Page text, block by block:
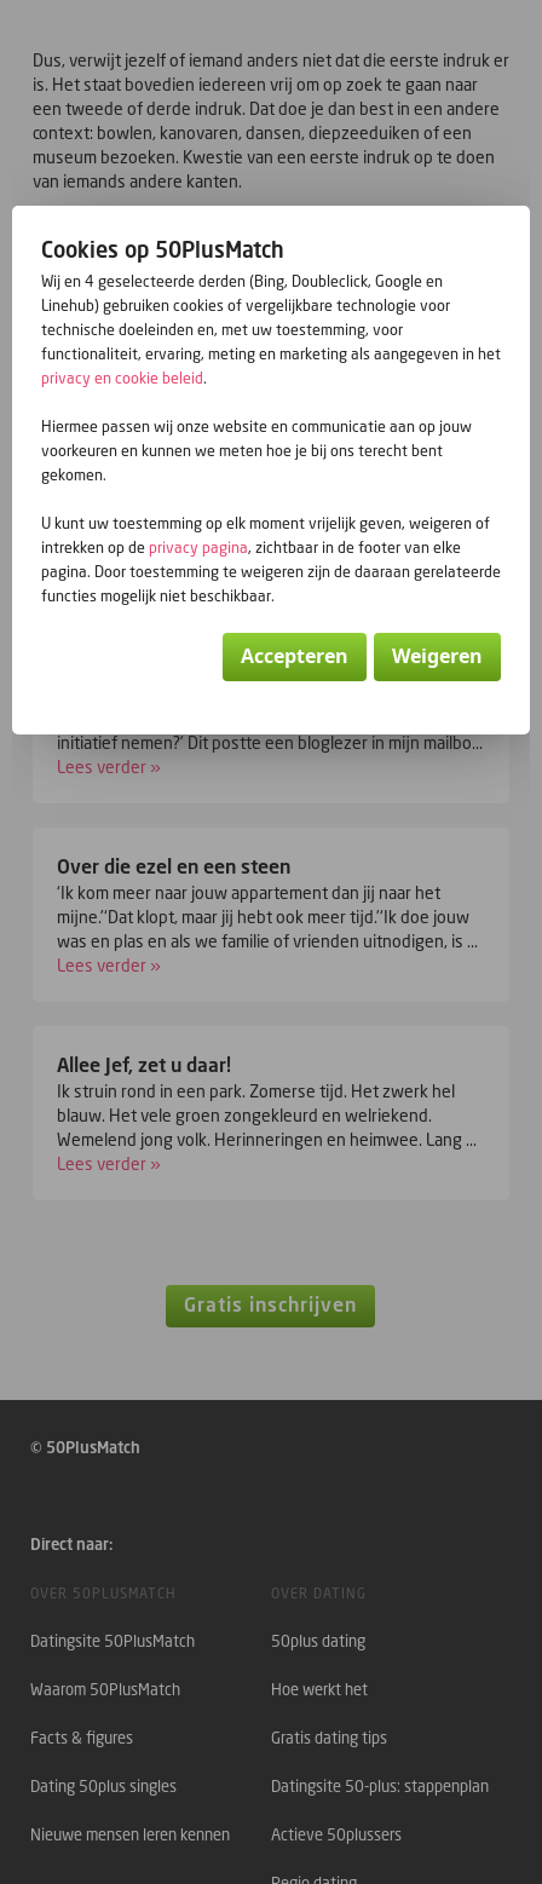
Dus, verwijt jezelf of iemand anders niet dat die eerste indruk er
is. Het staat bovedien iedereen vrij om op zoek te gaan naar
een tweede of derde indruk. Dat doe je dan best in een andere
context: bowlen, kanovaren, dansen, diepzeeduiken of een
museum bezoeken. Kwestie van een eerste indruk op te doen
van iemands andere kanten.
En om het af te leren: je krijgt nooit een tweede kans om een
eerste indruk te maken, maar forceer vooral jezelf niet. Stuur de
lijstjes met tips en tricks voor daters richting de vuilnisbak. Ooit
val je toch keihard door de mand en dat kan pijn doen. Blijf
jezelf, er zijn al anderen genoeg!
jijikwij
Vorige berichten
initiatief nemen?’ Dit postte een bloglezer in mijn mailbo...
Lees verder »
Over die ezel en een steen
‘Ik kom meer naar jouw appartement dan jij naar het
mijne.’‘Dat klopt, maar jij hebt ook meer tijd.’‘Ik doe jouw
was en plas en als we familie of vrienden uitnodigen, is ...
Lees verder »
Allee Jef, zet u daar!
Ik struin rond in een park. Zomerse tijd. Het zwerk hel
blauw. Het vele groen zongekleurd en welriekend.
Wemelend jong volk. Herinneringen en heimwee. Lang ...
Lees verder »
Gratis inschrijven
© 50PlusMatch
Direct naar:
OVER 50PLUSMATCH
Datingsite 50PlusMatch
Waarom 50PlusMatch
Facts & figures
Dating 50plus singles
Nieuwe mensen leren kennen
OVER DATING
50plus dating
Hoe werkt het
Gratis dating tips
Datingsite 50-plus: stappenplan
Actieve 50plussers
Cookies op 50PlusMatch
Wij en 4 geselecteerde derden (Bing, Doubleclick, Google en
Linehub) gebruiken cookies of vergelijkbare technologie voor
technische doeleinden en, met uw toestemming, voor
functionaliteit, ervaring, meting en marketing als aangegeven in het
privacy en cookie beleid.
Hiermee passen wij onze website en communicatie aan op jouw
voorkeuren en kunnen we meten hoe je bij ons terecht bent
gekomen.
U kunt uw toestemming op elk moment vrijelijk geven, weigeren of
intrekken op deprivacy pagina, zichtbaar in de footer van elke
pagina. Door toestemming te weigeren zijn de daaraan gerelateerde
functies mogelijk niet beschikbaar.
Accepteren Weigeren